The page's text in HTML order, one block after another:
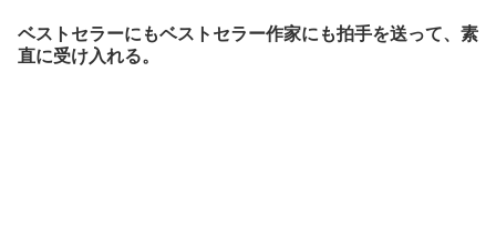
ベストセラーにもベストセラー作家にも拍手を送って、素
直に受け入れる。